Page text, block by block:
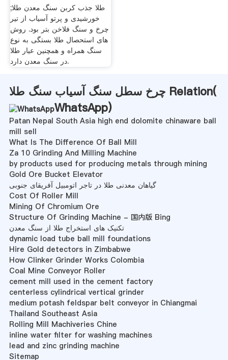
طلا جذب کربن سنگ معدن طلا;
خورشیدی و پرتو آسیاب از تیر
چرخ و سنگ فلاخن بتر بود. روش
های استحصال طلا بستگی به نوع
سنگ همراه و همچنین عیار طلا
در سنگ معدن دارد.
چرخ سطل سنگ آسیاب سنگ طلا Relation(
WhatsApp)
Patan Nepal South Asia high end dolomite chinaware ball
mill sell
What Is The Difference Of Ball Mill
Za 10 Grinding And Milling Machine
by products used for producing metals through mining
Gold Ore Bucket Elevator
گیاهان معدنی طلا در تاجر اتومبیل آفریقای جنوبی
Cost Of Roller Mill
Mining Of Chromium Ore
Structure Of Grinding Machine - 国内版 Bing
تکنیک های استخراج طلا از سنگ معدن
dynamic load tube ball mill foundations
Hire Gold detectors in Zimbabwe
How Clinker Grinder Works Colombia
Coal Mine Conveyor Roller
cement mill used in the cement factory
centerless cylindrical vertical grinder
medium potash feldspar belt conveyor in Chiangmai
Thailand Southeast Asia
Rolling Mill Machiveries Chine
inline water filter for washing machines
lead and zinc grinding machine
Sitemap